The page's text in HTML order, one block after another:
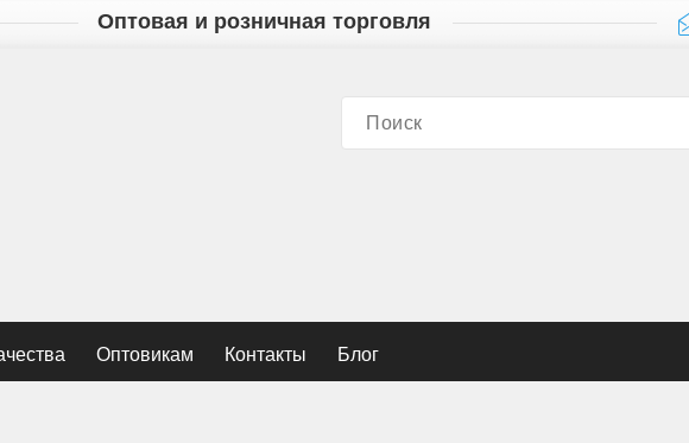
Оптовая и розничная торговля
Оптовикам Контакты Блог